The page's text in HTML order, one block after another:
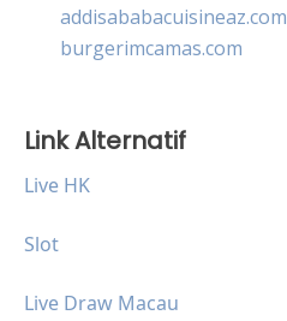
addisababacuisineaz.com
burgerimcamas.com
Link Alternatif
Live HK
Slot
Live Draw Macau